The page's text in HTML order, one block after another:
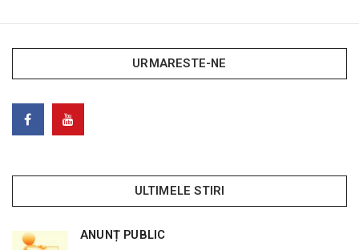
URMARESTE-NE
ULTIMELE STIRI
ANUNȚ PUBLIC